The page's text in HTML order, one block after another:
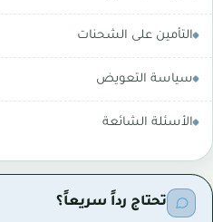
التأمين على الشحنات
سياسة التعويض
الأسئلة الشائعة
تحتاج رداً سريعاً؟